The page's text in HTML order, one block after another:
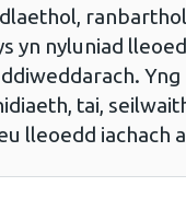
yn nyluniad
tai,
lleoedd